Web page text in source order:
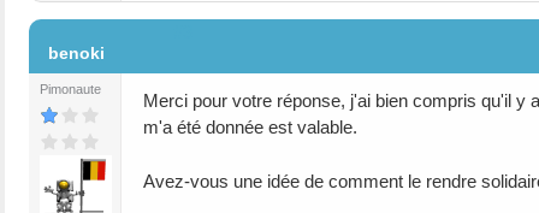
benoki
Pimonaute
Merci pour votre réponse, j'ai bien compris qu'il y
m'a été donnée est valable.
Avez-vous une idée de comment le rendre